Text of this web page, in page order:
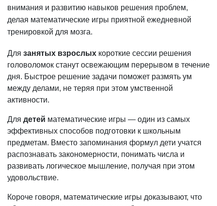
внимания и развитию навыков решения проблем,
делая математические игры приятной ежедневной
тренировкой для мозга.
Для занятых взрослых короткие сессии решения
головоломок станут освежающим перерывом в течение
дня. Быстрое решение задачи поможет размять ум
между делами, не теряя при этом умственной
активности.
Для детей математические игры — один из самых
эффективных способов подготовки к школьным
предметам. Вместо запоминания формул дети учатся
распознавать закономерности, понимать числа и
развивать логическое мышление, получая при этом
удовольствие.
Короче говоря, математические игры доказывают, что